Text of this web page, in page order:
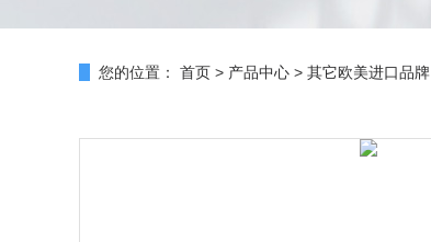
您的位置： 首页 > 产品中心 > 其它欧美进口品牌